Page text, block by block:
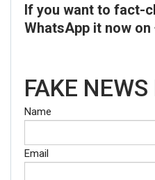
If you want to fact-
WhatsApp it now on
FAKE
Name
Email